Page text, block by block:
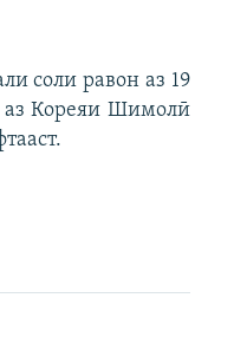
соли равон аз 19
Кореяи Шимолӣ